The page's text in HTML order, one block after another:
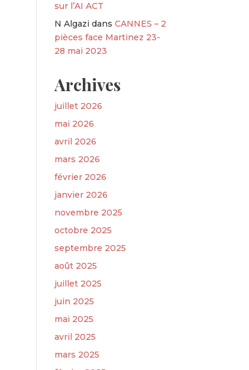
sur l’AI ACT
N Algazi dansCANNES – 2
pièces face Martinez 23-
28 mai 2023
Archives
juillet 2026
mai 2026
avril 2026
mars 2026
février 2026
janvier 2026
novembre 2025
octobre 2025
septembre 2025
août 2025
juillet 2025
juin 2025
mai 2025
avril 2025
mars 2025